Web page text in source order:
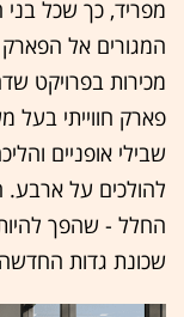
מפריד, כך שכל בני
המגורים אל
מכירות בפרויקט
פארק חווייתי בעל
שבילי אופניים
להולכים על ארבע.
החלל - שהפך
שכונת גדות